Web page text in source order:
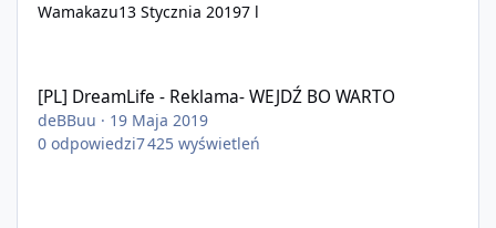
Wamakazu13 Stycznia 20197 l
[PL] DreamLife - Reklama- WEJDŹ BO WARTO
deBBuu · 19 Maja 2019
0 odpowiedzi7 425 wyświetleń